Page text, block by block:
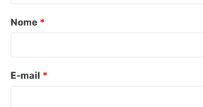
Nome *
E-mail *